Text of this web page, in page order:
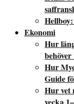
Ekonomi
Hur
behöver
Hur
Guide
Hur vet